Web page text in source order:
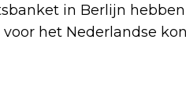
in Berlijn
het Nederlandse